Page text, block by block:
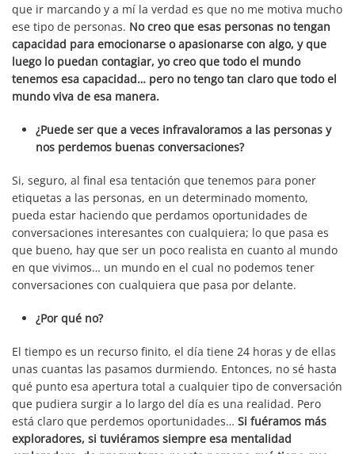
que ir marcando y a mí la verdad es que no me motiva mucho
ese tipo de personas. No creo que esas personas no tengan
capacidad para emocionarse o apasionarse con algo, y que
luego lo puedan contagiar, yo creo que todo el mundo
tenemos esa capacidad… pero no tengo tan claro que todo el
mundo viva de esa manera.
¿Puede ser que a veces infravaloramos a las personas y
nos perdemos buenas conversaciones?
Si, seguro, al final esa tentación que tenemos para poner
etiquetas a las personas, en un determinado momento,
pueda estar haciendo que perdamos oportunidades de
conversaciones interesantes con cualquiera; lo que pasa es
que bueno, hay que ser un poco realista en cuanto al mundo
en que vivimos… un mundo en el cual no podemos tener
conversaciones con cualquiera que pasa por delante.
¿Por qué no?
El tiempo es un recurso finito, el día tiene 24 horas y de ellas
unas cuantas las pasamos durmiendo. Entonces, no sé hasta
qué punto esa apertura total a cualquier tipo de conversación
que pudiera surgir a lo largo del día es una realidad. Pero
está claro que perdemos oportunidades… Si fuéramos más
exploradores, si tuviéramos siempre esa mentalidad